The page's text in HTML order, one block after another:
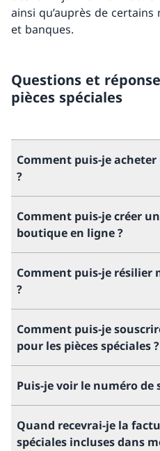
ainsi qu’auprès de
et banques.
Questions et
pièces spéciales
Comment puis-je acheter
?
Comment puis-je créer
boutique en ligne ?
Comment puis-je résilier
?
Comment puis-je
pour les pièces spéciales ?
Puis-je voir le numéro de
Quand recevrai-je la
spéciales incluses dans